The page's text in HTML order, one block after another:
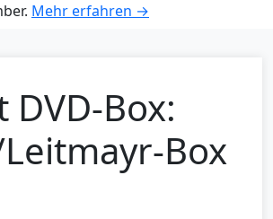
Mehr erfahren →
DVD-Box:
Box